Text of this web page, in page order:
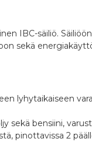
IBC-säiliö.
sekä
lyhytaikaiseen
sekä bensiini,
pinottavissa 2